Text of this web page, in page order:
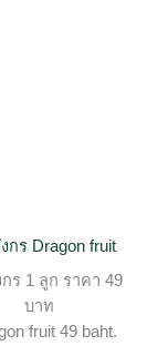
กร Dragon fruit
ร 1 ลูก ราคา 49
บาท
fruit 49 baht.